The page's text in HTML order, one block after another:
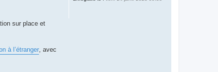
sur place et
à l’étranger , avec